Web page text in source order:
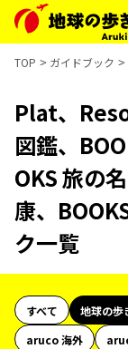
TOP ガイドブック
Plat、
図鑑、
OKS 旅の
康、
ク一覧
すべて 地球の歩
aruco 海外